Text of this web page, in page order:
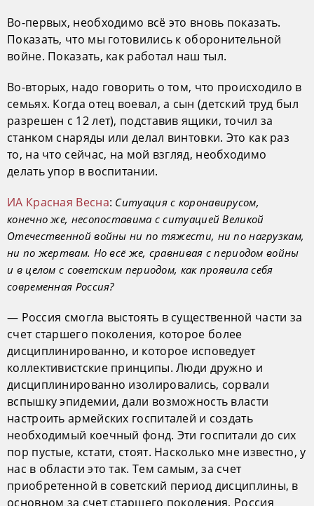
Во-первых, необходимо всё это вновь показать.
Показать, что мы готовились к оборонительной
войне. Показать, как работал наш тыл.
Во-вторых, надо говорить о том, что происходило в
семьях. Когда отец воевал, а сын (детский труд был
разрешен с 12 лет), подставив ящики, точил за
станком снаряды или делал винтовки. Это как раз
то, на что сейчас, на мой взгляд, необходимо
делать упор в воспитании.
ИА Красная Весна: Ситуация с коронавирусом,
конечно же, несопоставима с ситуацией Великой
Отечественной войны ни по тяжести, ни по нагрузкам,
ни по жертвам. Но всё же, сравнивая с периодом войны
и в целом с советским периодом, как проявила себя
современная Россия?
— Россия смогла выстоять в существенной части за
счет старшего поколения, которое более
дисциплинированно, и которое исповедует
коллективистские принципы. Люди дружно и
дисциплинированно изолировались, сорвали
вспышку эпидемии, дали возможность власти
настроить армейских госпиталей и создать
необходимый коечный фонд. Эти госпитали до сих
пор пустые, кстати, стоят. Насколько мне известно, у
нас в области это так. Тем самым, за счет
приобретенной в советский период дисциплины, в
основном за счет старшего поколения, Россия